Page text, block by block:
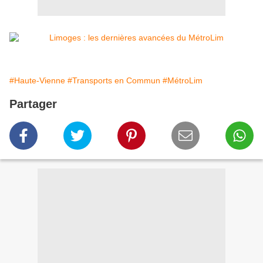
#Haute-Vienne #Transports en Commun #MétroLim
Partager